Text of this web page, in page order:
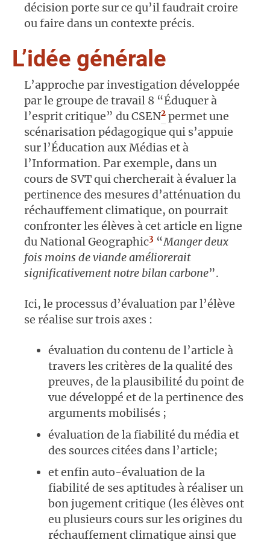
décision porte sur ce qu’il faudrait croire
ou faire dans un contexte précis.
L’idée générale
L’approche par investigation développée
par le groupe de travail 8 “Éduquer à
l’esprit critique” du CSEN2 permet une
scénarisation pédagogique qui s’appuie
sur l’Éducation aux Médias et à
l’Information. Par exemple, dans un
cours de SVT qui chercherait à évaluer la
pertinence des mesures d’atténuation du
réchauffement climatique, on pourrait
confronter les élèves à cet article en ligne
du National Geographic3 “Manger deux
fois moins de viande améliorerait
significativement notre bilan carbone”.
Ici, le processus d’évaluation par l’élève
se réalise sur trois axes :
évaluation du contenu de l’article à
travers les critères de la qualité des
preuves, de la plausibilité du point de
vue développé et de la pertinence des
arguments mobilisés ;
évaluation de la fiabilité du média et
des sources citées dans l’article;
et enfin auto-évaluation de la
fiabilité de ses aptitudes à réaliser un
bon jugement critique (les élèves ont
eu plusieurs cours sur les origines du
réchauffement climatique ainsi que